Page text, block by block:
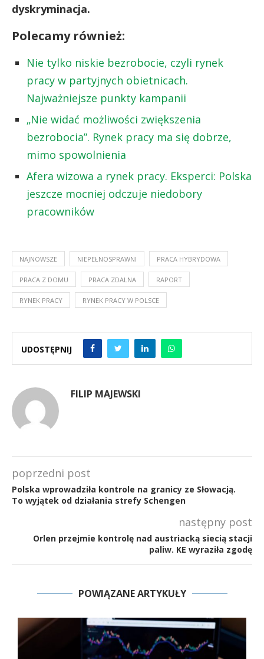
dyskryminacja.
Polecamy również:
Nie tylko niskie bezrobocie, czyli rynek
pracy w partyjnych obietnicach.
Najważniejsze punkty kampanii
„Nie widać możliwości zwiększenia
bezrobocia”. Rynek pracy ma się dobrze,
mimo spowolnienia
Afera wizowa a rynek pracy. Eksperci: Polska
jeszcze mocniej odczuje niedobory
pracowników
NAJNOWSZE NIEPEŁNOSPRAWNI PRACA HYBRYDOWA
PRACA Z DOMU PRACA ZDALNA RAPORT
RYNEK PRACY RYNEK PRACY W POLSCE
UDOSTĘPNIJ
FILIP MAJEWSKI
poprzedni post
Polska wprowadziła kontrole na granicy ze Słowacją.
To wyjątek od działania strefy Schengen
następny post
Orlen przejmie kontrolę nad austriacką siecią stacji
paliw. KE wyraziła zgodę
POWIĄZANE ARTYKUŁY